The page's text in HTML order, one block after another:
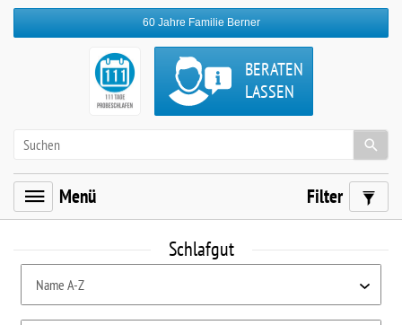
60 Jahre Familie Berner
BERATEN
LASSEN
Menü Filter
Schlafgut